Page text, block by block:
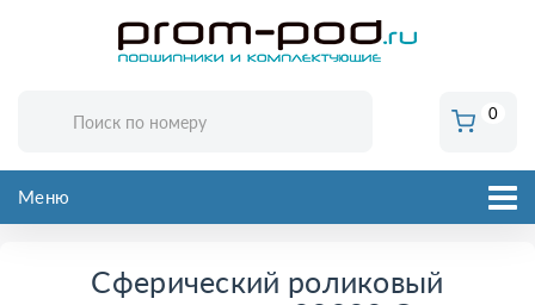
0
Меню
Сферический роликовый